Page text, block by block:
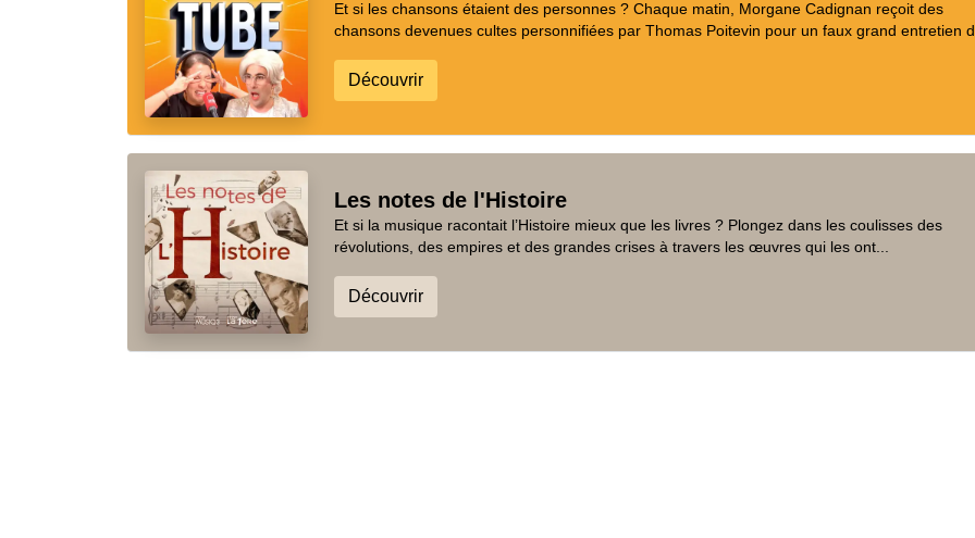
Et si les chansons étaient des personnes ? Chaque matin, Morgane Cadignan reçoit des
chansons devenues cultes personnifiées par Thomas Poitevin pour un faux grand entretien
Découvrir
Les notes de l'Histoire
Et si la musique racontait l’Histoire mieux que les livres ? Plongez dans les coulisses des
révolutions, des empires et des grandes crises à travers les œuvres qui les ont...
Découvrir